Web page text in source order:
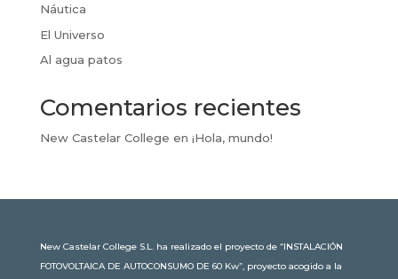
Náutica
El Universo
Al agua patos
Comentarios recientes
New Castelar College en ¡Hola, mundo!
New Castelar College S.L. ha realizado el proyecto de “INSTALACIÓN
FOTOVOLTAICA DE AUTOCONSUMO DE 60 Kw”, proyecto acogido a la